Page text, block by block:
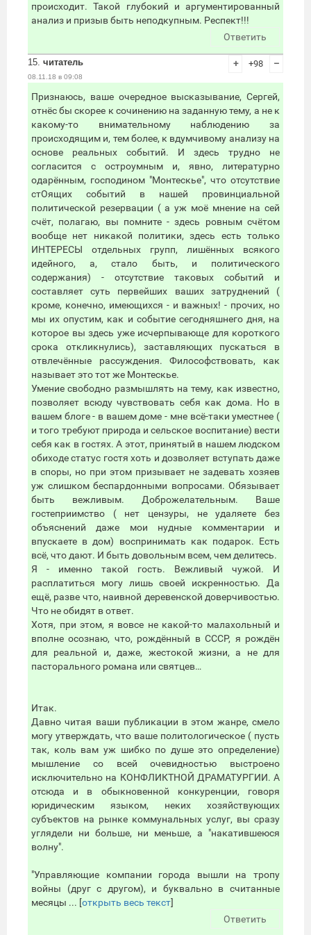
происходит. Такой глубокий и аргументированный
анализ и призыв быть неподкупным. Респект!!!
Ответить
15. читатель
08.11.18 в 09:08
+ +98 –
Признаюсь, ваше очередное высказывание, Сергей,
отнёс бы скорее к сочинению на заданную тему, а не к
какому-то внимательному наблюдению за
происходящим и, тем более, к вдумчивому анализу на
основе реальных событий. И здесь трудно не
согласится с остроумным и, явно, литературно
одарённым, господином "Монтескье", что отсутствие
стОящих событий в нашей провинциальной
политической резервации ( а уж моё мнение на сей
счёт, полагаю, вы помните - здесь ровным счётом
вообще нет никакой политики, здесь есть только
ИНТЕРЕСЫ отдельных групп, лишённых всякого
идейного, а, стало быть, и политического
содержания) - отсутствие таковых событий и
составляет суть первейших ваших затруднений (
кроме, конечно, имеющихся - и важных! - прочих, но
мы их опустим, как и событие сегодняшнего дня, на
которое вы здесь уже исчерпывающе для короткого
срока откликнулись), заставляющих пускаться в
отвлечённые рассуждения. Философствовать, как
называет это тот же Монтескье.
Умение свободно размышлять на тему, как известно,
позволяет всюду чувствовать себя как дома. Но в
вашем блоге - в вашем доме - мне всё-таки уместнее (
и того требуют природа и сельское воспитание) вести
себя как в гостях. А этот, принятый в нашем людском
обиходе статус гостя хоть и дозволяет вступать даже
в споры, но при этом призывает не задевать хозяев
уж слишком беспардонными вопросами. Обязывает
быть вежливым. Доброжелательным. Ваше
гостеприимство ( нет цензуры, не удаляете без
объяснений даже мои нудные комментарии и
впускаете в дом) воспринимать как подарок. Есть
всё, что дают. И быть довольным всем, чем делитесь.
Я - именно такой гость. Вежливый чужой. И
расплатиться могу лишь своей искренностью. Да
ещё, разве что, наивной деревенской доверчивостью.
Что не обидят в ответ.
Хотя, при этом, я вовсе не какой-то малахольный и
вполне осознаю, что, рождённый в СССР, я рождён
для реальной и, даже, жестокой жизни, а не для
пасторального романа или святцев…
Итак.
Давно читая ваши публикации в этом жанре, смело
могу утверждать, что ваше политологическое ( пусть
так, коль вам уж шибко по душе это определение)
мышление со всей очевидностью выстроено
исключительно на КОНФЛИКТНОЙ ДРАМАТУРГИИ. А
отсюда и в обыкновенной конкуренции, говоря
юридическим языком, неких хозяйствующих
субъектов на рынке коммунальных услуг, вы сразу
углядели ни больше, ни меньше, а "накатившеюся
волну".
"Управляющие компании города вышли на тропу
войны (друг с другом), и буквально в считанные
месяцы ... [открыть весь текст]
Ответить